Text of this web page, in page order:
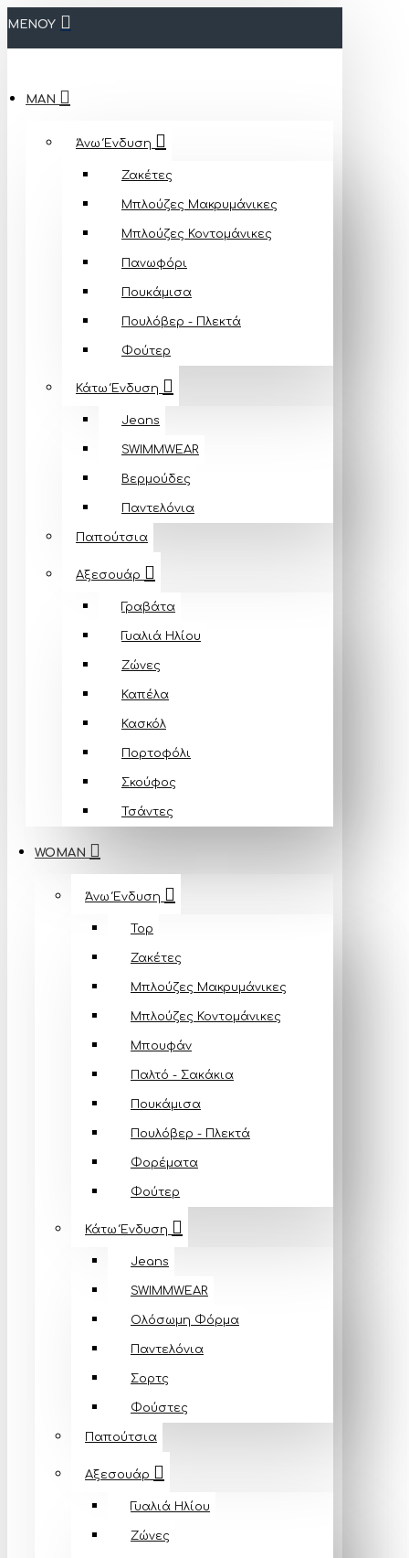
ΜΕΝΟΥ
MAN
Άνω Ένδυση
Ζακέτες
Μπλούζες Mακρυμάνικες
Μπλούζες Κοντομάνικες
Πανωφόρι
Πουκάμισα
Πουλόβερ - Πλεκτά
Φούτερ
Κάτω Ένδυση
Jeans
SWIMMWEAR
Βερμούδες
Παντελόνια
Παπούτσια
Αξεσουάρ
Γραβάτα
Γυαλιά Ηλίου
Ζώνες
Καπέλα
Κασκόλ
Πορτοφόλι
Σκούφος
Τσάντες
WOMAN
Άνω Ένδυση
Top
Ζακέτες
Μπλούζες Mακρυμάνικες
Μπλούζες Κοντομάνικες
Μπουφάν
Παλτό - Σακάκια
Πουκάμισα
Πουλόβερ - Πλεκτά
Φορέματα
Φούτερ
Κάτω Ένδυση
Jeans
SWIMMWEAR
Ολόσωμη Φόρμα
Παντελόνια
Σορτς
Φούστες
Παπούτσια
Αξεσουάρ
Γυαλιά Ηλίου
Ζώνες